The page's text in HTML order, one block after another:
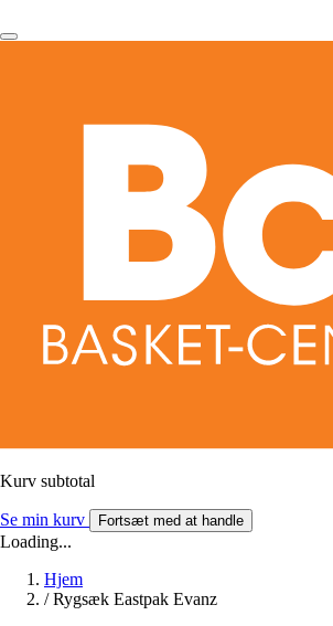
Kurv subtotal
Se min kurv Fortsæt med at handle
Loading...
Hjem
/ Rygsæk Eastpak Evanz